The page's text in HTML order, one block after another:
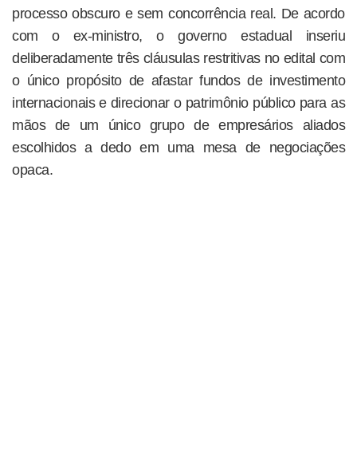
processo obscuro e sem concorrência real. De acordo
com o ex-ministro, o governo estadual inseriu
deliberadamente três cláusulas restritivas no edital com
o único propósito de afastar fundos de investimento
internacionais e direcionar o patrimônio público para as
mãos de um único grupo de empresários aliados
escolhidos a dedo em uma mesa de negociações
opaca.